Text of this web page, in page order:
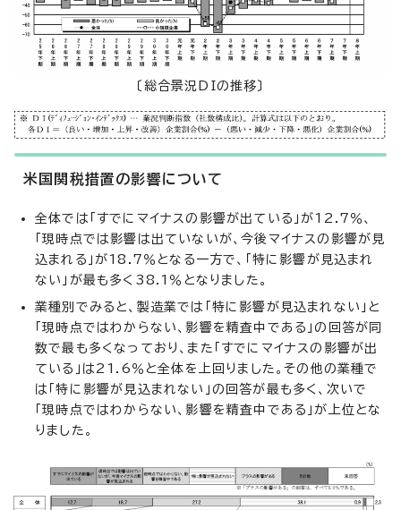
〔総合景況DIの推移〕
米国関税措置の影響について
全体では「すでにマイナスの影響が出ている」が12.7％、
「現時点では影響は出ていないが、今後マイナスの影響が見
込まれる」が18.7％となる一方で、「特に影響が見込まれ
ない」が最も多く38.1％となりました。
業種別でみると、製造業では「特に影響が見込まれない」と
「現時点ではわからない、影響を精査中である」の回答が同
数で最も多くなっており、また「すでにマイナスの影響が出
ている」は21.6％と全体を上回りました。その他の業種で
は「特に影響が見込まれない」の回答が最も多く、次いで
「現時点ではわからない、影響を精査中である」が上位とな
りました。